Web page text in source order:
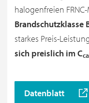
halogenfreien
Brandschutzklasse
starkes Preis-
sich preislich im Cca
Datenblatt